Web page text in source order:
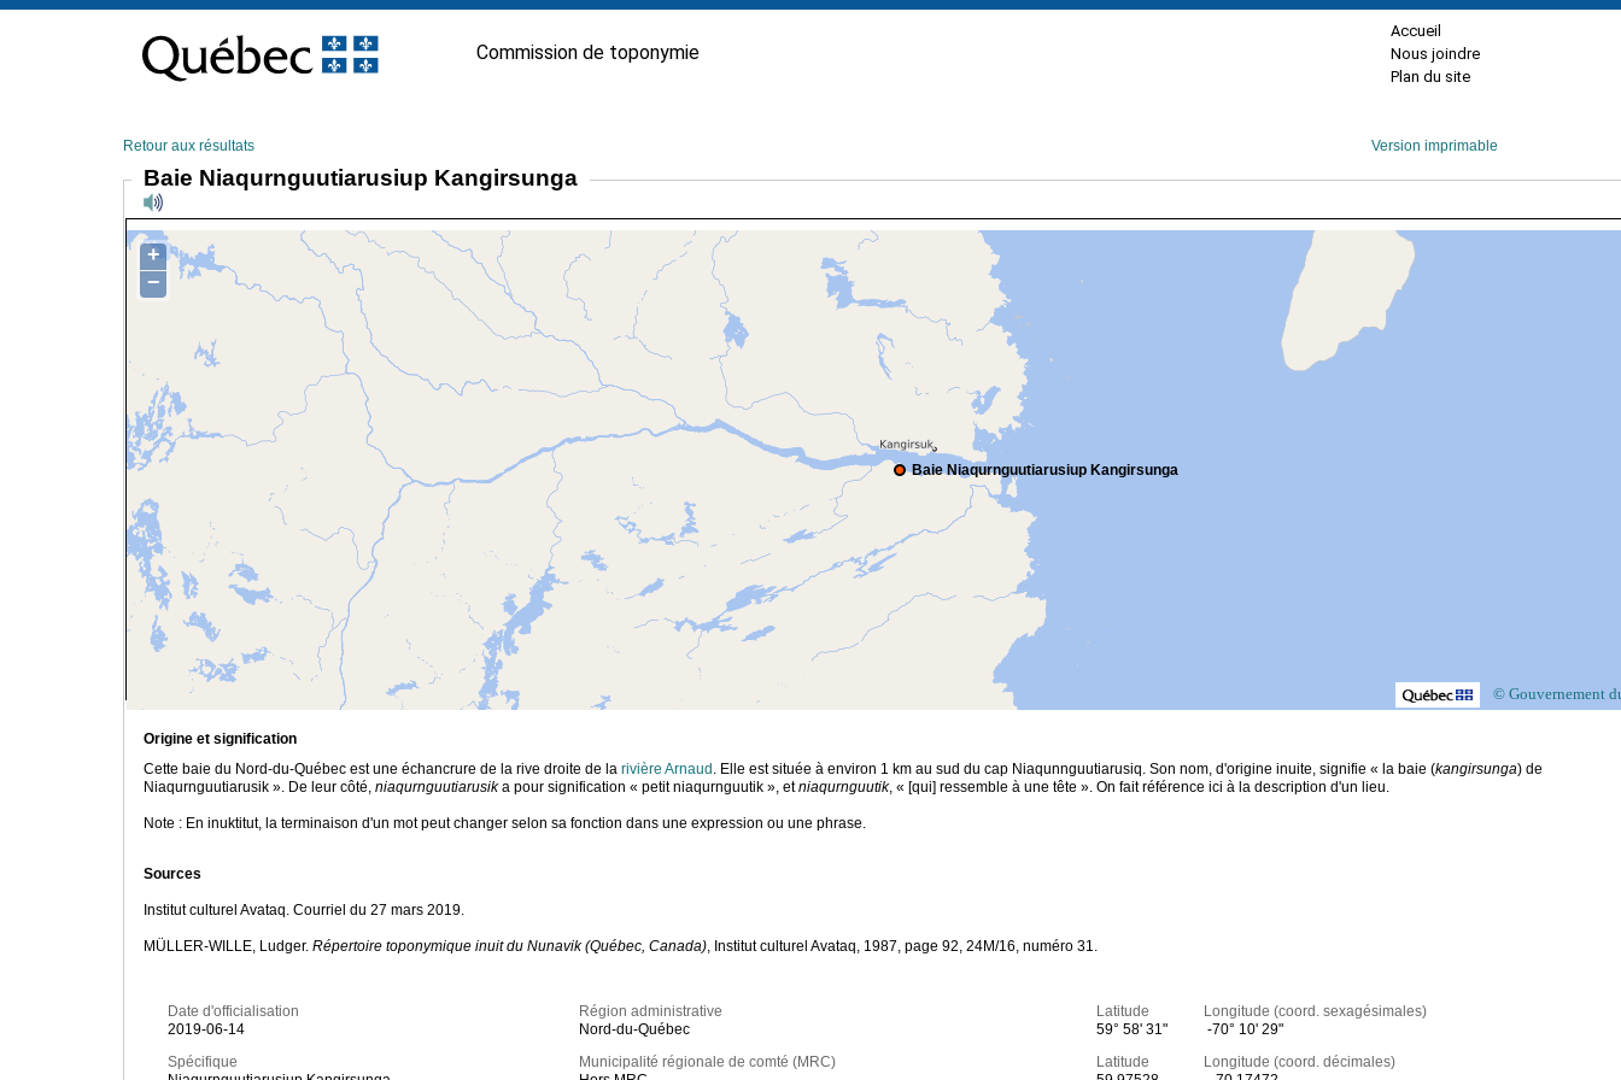
contenu
Commission de toponymie
Accueil
Nous joindre
Plan du site
Retour aux résultats Version imprimable
Baie Niaqurnguutiarusiup Kangirsunga
Baie Niaqurnguutiarusiup Kangirsunga
+
−
© Gouvernement
Origine et signification
Cette baie du Nord-du-Québec est une échancrure de la rive droite de la rivière Arnaud . Elle est située à environ 1 km au sud du cap Niaqunnguutiarusiq. Son nom, d'origine inuite, signifie « la baie (kangirsunga) de
Niaqurnguutiarusik ». De leur côté, niaqurnguutiarusika pour signification « petit niaqurnguutik », etniaqurnguutik, « [qui] ressemble à une tête ». On fait référence ici à la description d'un lieu.
Note : En inuktitut, la terminaison d'un mot peut changer selon sa fonction dans une expression ou une phrase.
Sources
Institut culturel Avataq. Courriel du 27 mars 2019.
MÜLLER-WILLE, Ludger. Répertoire toponymique inuit du Nunavik (Québec, Canada), Institut culturel Avataq, 1987, page 92, 24M/16, numéro 31.
Date d'officialisation
2019-06-14
Spécifique
Région administrative
Nord-du-Québec
Municipalité régionale de comté (MRC)
Latitude Longitude (coord. sexagésimales)
59° 58' 31"
-70° 10' 29"
Latitude Longitude (coord. décimales)